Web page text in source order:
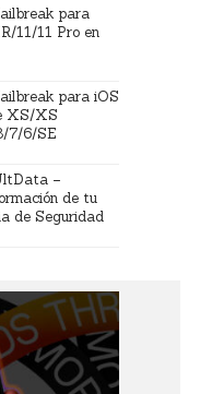
para
11/11 Pro en
para iOS
XS/XS
7/6/SE
–
de tu
de Seguridad